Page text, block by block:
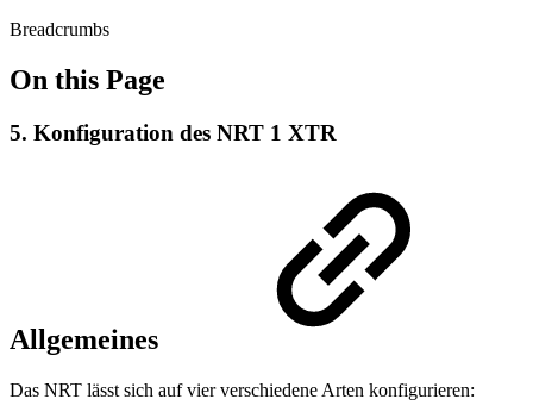
Breadcrumbs
On this Page
5. Konfiguration des NRT 1 XTR
Allgemeines
Das NRT lässt sich auf vier verschiedene Arten konfigurieren: